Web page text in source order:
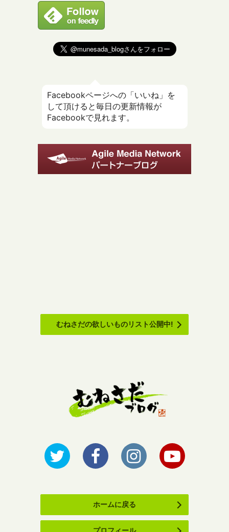
Facebookページへの「いいね」を
して頂けると毎日の更新情報が
Facebookで見れます。
むねさだの欲しいものリスト公開中!
ホームに戻る
プロフィール